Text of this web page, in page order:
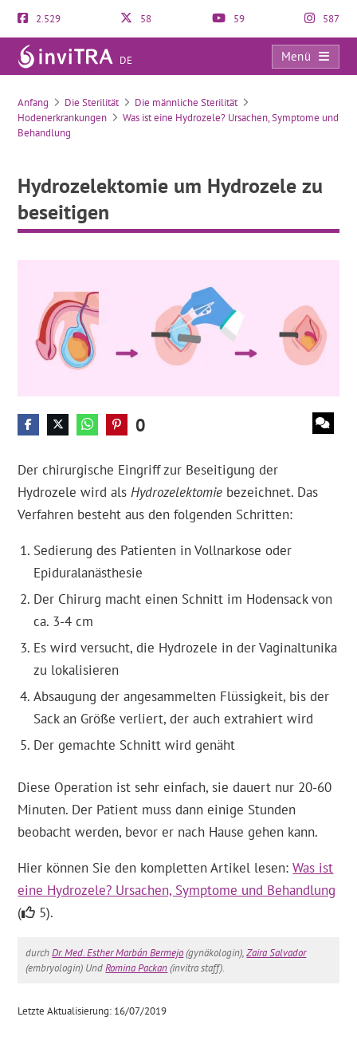
2.529 58 59 587
DE
Menü
Hydrozelektomie um Hydrozele zu beseitigen
Anfang Die Sterilität
Die männliche Sterilität
Hodenerkrankungen
Was ist eine Hydrozele? Ursachen, Symptome und
Behandlung
Hydrozelektomie um Hydrozele zu
beseitigen
0
Der chirurgische Eingriff zur Beseitigung der
Hydrozele wird alsHydrozelektomie bezeichnet. Das
Verfahren besteht aus den folgenden Schritten:
Sedierung des Patienten in Vollnarkose oder
Epiduralanästhesie
Der Chirurg macht einen Schnitt im Hodensack von
ca. 3-4 cm
Es wird versucht, die Hydrozele in der Vaginaltunika
zu lokalisieren
Absaugung der angesammelten Flüssigkeit, bis der
Sack an Größe verliert, der auch extrahiert wird
Der gemachte Schnitt wird genäht
Diese Operation ist sehr einfach, sie dauert nur 20-60
Minuten. Der Patient muss dann einige Stunden
beobacht werden, bevor er nach Hause gehen kann.
Hier können Sie den kompletten Artikel lesen:Was ist
eine Hydrozele? Ursachen, Symptome und Behandlung
(
5).
durchDr. Med. Esther Marbán Bermejo(gynäkologin),Zaira Salvador
(embryologin) UndRomina Packan(invitra staff).
Letzte Aktualisierung: 16/07/2019